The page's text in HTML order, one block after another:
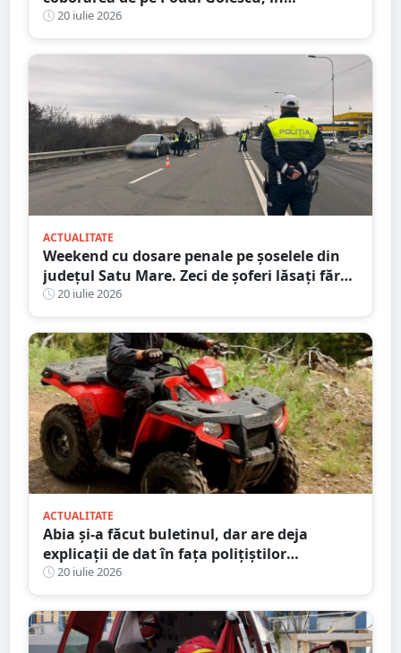
municipiul Satu Mare. Șoferul: ”Pur și
simplu nu l-am văzut”
20 iulie 2026
ACTUALITATE
Weekend cu dosare penale pe șoselele din
județul Satu Mare. Zeci de șoferi lăsați fără
permise
20 iulie 2026
ACTUALITATE
Abia și-a făcut buletinul, dar are deja
explicații de dat în fața polițiștilor
sătmăreni. Totul după o ”aventură” cu ATV-
ul pe străzile din sat
20 iulie 2026